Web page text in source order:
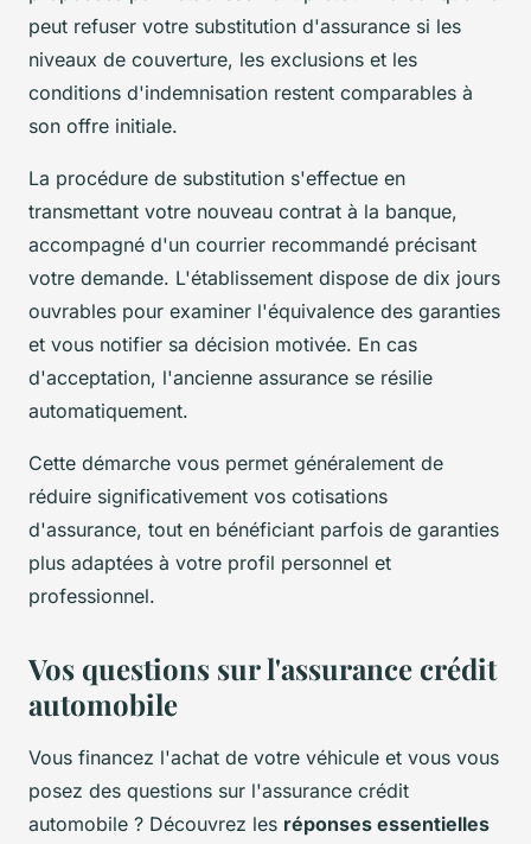
peut refuser votre substitution d'assurance si les
niveaux de couverture, les exclusions et les
conditions d'indemnisation restent comparables à
son offre initiale.
La procédure de substitution s'effectue en
transmettant votre nouveau contrat à la banque,
accompagné d'un courrier recommandé précisant
votre demande. L'établissement dispose de dix jours
ouvrables pour examiner l'équivalence des garanties
et vous notifier sa décision motivée. En cas
d'acceptation, l'ancienne assurance se résilie
automatiquement.
Cette démarche vous permet généralement de
réduire significativement vos cotisations
d'assurance, tout en bénéficiant parfois de garanties
plus adaptées à votre profil personnel et
professionnel.
Vos questions sur l'assurance crédit
automobile
Vous financez l'achat de votre véhicule et vous vous
posez des questions sur l'assurance crédit
automobile ? Découvrez les réponses essentielles